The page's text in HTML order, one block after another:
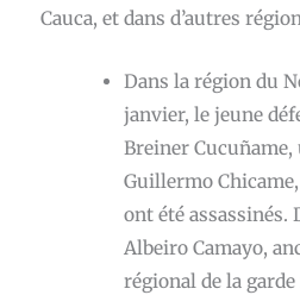
Cauca, et dans d’autres
Dans la région du
janvier, le jeune
Breiner
Guillermo
ont été
Albeiro Camayo,
régional de la